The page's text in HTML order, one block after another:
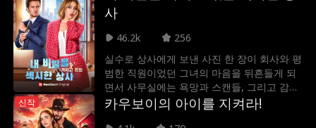
사
46.2k
256
실수로 상사에게 보낸 사진 한 장이 회사와 평
범한 직원이었던 그녀의 마음을 뒤흔들게 되
면서 사무실에는 욕망과 스캔들, 그리고 감춰
뒀던 비밀들이 걷잡을 수 없이 번져나가기 시
신작 카우보이의 아이를 지켜라!